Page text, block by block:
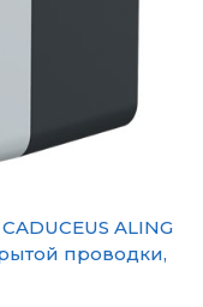
ALING
проводки,